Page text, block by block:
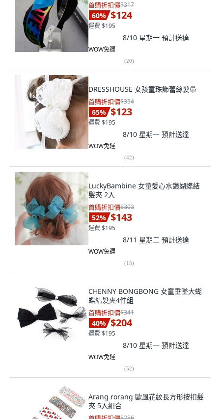
首購折扣價$317
60% $124
運費 $195
8/10 星期一 預計送達
WOW免運
(20)
DRESSHOUSE 女孩童珠飾蕾絲髮帶
首購折扣價$354
65% $123
運費 $195
8/10 星期一 預計送達
WOW免運
(42)
LuckyBambine 女童愛心水鑽蝴蝶結
髮夾 2入
首購折扣價$303
52% $143
運費 $195
8/11 星期二 預計送達
WOW免運
(15)
CHENNY BONGBONG 女童垂墜大蝴
蝶結髮夾4件組
首購折扣價$341
40% $204
運費 $195
8/10 星期一 預計送達
WOW免運
(52)
Arang rorang 歐風花紋長方形按扣髮
夾 5入組合